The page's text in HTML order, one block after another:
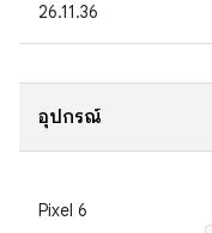
26.11.36
อุปกรณ์
Pixel 6